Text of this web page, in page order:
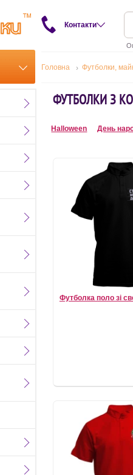
Контакти
Головна Футболки,
ФУТБОЛКИ З
Halloween День
Футболка поло зі